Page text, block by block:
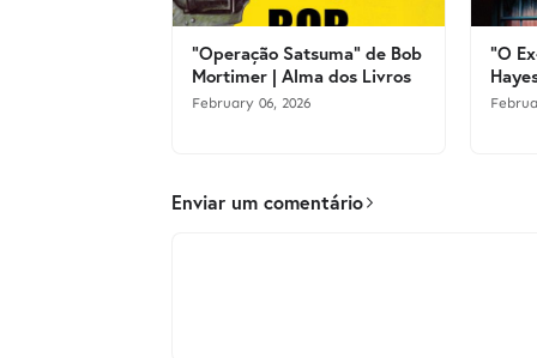
"Operação Satsuma" de Bob
Mortimer | Alma dos Livros
February 06, 2026
"O
Enviar um comentário